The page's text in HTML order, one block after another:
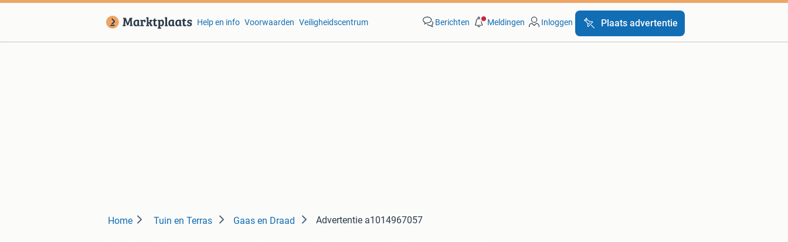
Help en info Voorwaarden Veiligheidscentrum Berichten Meldingen Inloggen Plaats advertentie
Home Tuin en Terras Gaas en Draad Advertentie a1014967057